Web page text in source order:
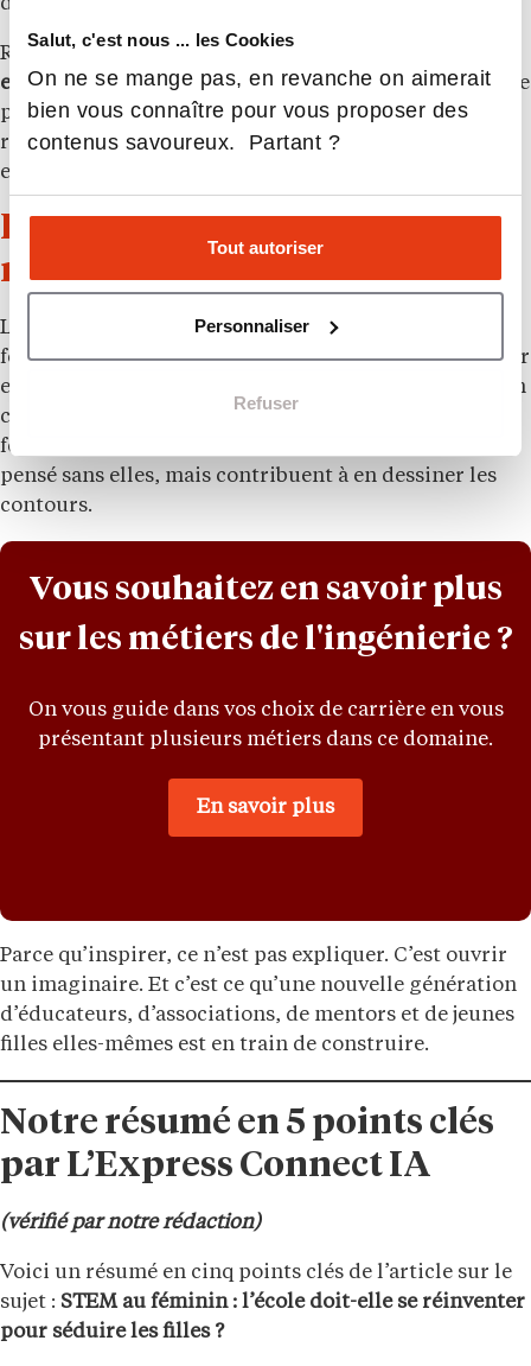
Salut, c'est nous ... les Cookies
On ne se mange pas, en revanche on aimerait
bien vous connaître pour vous proposer des
contenus savoureux. Partant ?
Tout autoriser
Personnaliser
Refuser
Rien de tout cela n’est de la science-fiction.
existent, la technologie est mature. Il manque l’audace
politique et pédagogique de penser une éducation
radicalement plus inclusive, expérimentale et
enthousiasmante.
Former, oui. Mais surtout faire
rêver les jeunes femmes
L’enjeu n’est plus seulement de “sensibiliser” les
femmes aux métiers scientifiques. Il est de leur donner
envie d’y entrer, et surtout d’y rester. Cela suppose un
changement de culture pédagogique profond, où les
femmes ne sont plus invitées à rejoindre un monde
pensé sans elles, mais contribuent à en dessiner les
contours.
Vous souhaitez en savoir plus
sur les métiers de l'ingénierie ?
On vous guide dans vos choix de carrière en vous
présentant plusieurs métiers dans ce domaine.
En savoir plus
Parce qu’inspirer, ce n’est pas expliquer. C’est ouvrir
un imaginaire. Et c’est ce qu’une nouvelle génération
d’éducateurs, d’associations, de mentors et de jeunes
filles elles-mêmes est en train de construire.
Notre résumé en 5 points clés
par L’Express Connect IA
(vérifié par notre rédaction)
Voici un résumé en cinq points clés de l’article sur le
sujet : STEM au féminin : l’école doit-elle se réinventer
pour séduire les filles ?